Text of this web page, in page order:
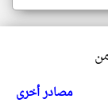
مصادر أخرى